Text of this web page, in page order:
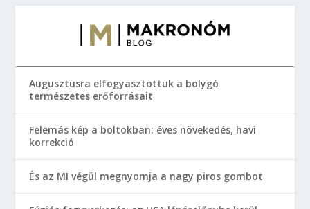
Augusztusra elfogyasztottuk a bolygó
természetes erőforrásait
Felemás kép a boltokban: éves növekedés, havi
korrekció
És az MI végül megnyomja a nagy piros gombot